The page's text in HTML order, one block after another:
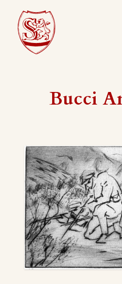
Bucci